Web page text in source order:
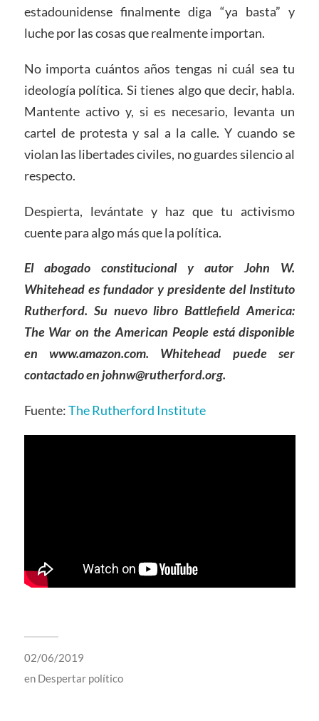
estadounidense finalmente diga “ya basta” y
luche por las cosas que realmente importan.
No importa cuántos años tengas ni cuál sea tu
ideología política. Si tienes algo que decir, habla.
Mantente activo y, si es necesario, levanta un
cartel de protesta y sal a la calle. Y cuando se
violan las libertades civiles, no guardes silencio al
respecto.
Despierta, levántate y haz que tu activismo
cuente para algo más que la política.
El abogado constitucional y autor John W.
Whitehead es fundador y presidente del Instituto
Rutherford. Su nuevo libro Battlefield America:
The War on the American People está disponible
en www.amazon.com. Whitehead puede ser
contactado en johnw@rutherford.org.
Fuente:The Rutherford Institute
02/06/2019
en Despertar político